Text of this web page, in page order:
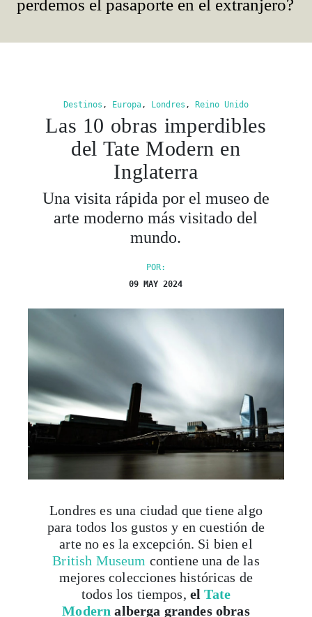
perdemos el pasaporte en el extranjero?
Destinos , Europa, Londres , Reino Unido
Las 10 obras imperdibles
del Tate Modern en
Inglaterra
Una visita rápida por el museo de
arte moderno más visitado del
mundo.
POR:
09 MAY 2024
Londres es una ciudad que tiene algo
para todos los gustos y en cuestión de
arte no es la excepción. Si bien el
British Museum contiene una de las
mejores colecciones históricas de
todos los tiempos, elTate
Modern alberga grandes obras